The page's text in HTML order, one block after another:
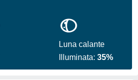
Luna calante
Illuminata:35%